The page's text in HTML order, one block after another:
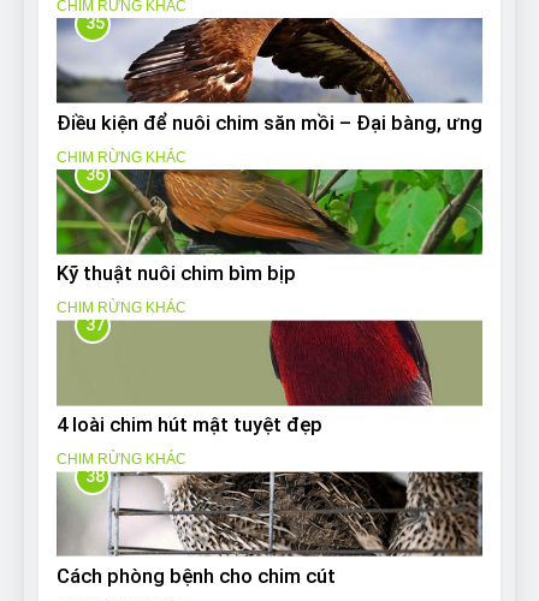
CHIM RỪNG KHÁC
35
Điều kiện để nuôi chim săn mồi – Đại bàng, ưng
CHIM RỪNG KHÁC
36
Kỹ thuật nuôi chim bìm bịp
CHIM RỪNG KHÁC
37
4 loài chim hút mật tuyệt đẹp
CHIM RỪNG KHÁC
38
Cách phòng bệnh cho chim cút